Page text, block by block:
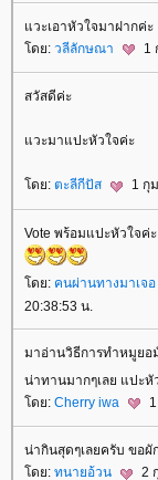
วะเอาหัวใจมาฝากค่ะ
ดย: วลีลักษณา 1
สวัสดีค่ะ
วะมาแปะหัวใจค่ะ
ดย: ตะลีกีปัส 1 กุ
Vote พร้อมแปะหัวใจค่ะ
ดย: คนผ่านทางมาเจอ
20:38:53 น.
มาอ่านวิธีการทำหมูยอ
น่าทานมากๆเลย แปะหั
ดย: Cherry iwa
น่ากินสุดๆเลยครับ ขอ
ดย: ทนายอ้วน 2